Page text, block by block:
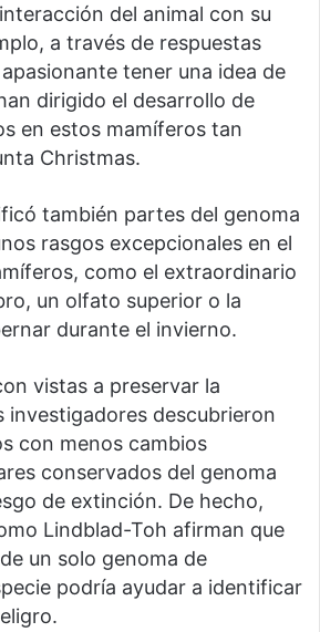
del animal con su
a través de respuestas
tener una idea de
dirigido el desarrollo de
en estos mamíferos tan
Christmas.
también partes del genoma
rasgos excepcionales en el
como el extraordinario
un olfato superior o la
durante el invierno.
vistas a preservar la
investigadores descubrieron
con menos cambios
conservados del genoma
de extinción. De hecho,
Lindblad-Toh afirman que
un solo genoma de
podría ayudar a identificar